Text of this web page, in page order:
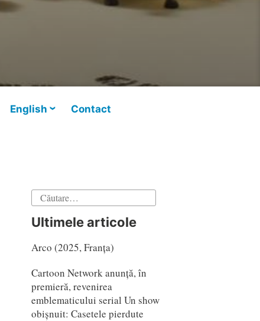
English Contact
Caută
Ultimele articole
Arco (2025, Franța)
Cartoon Network anunță, în
premieră, revenirea
emblematicului serial Un show
obișnuit: Casetele pierdute